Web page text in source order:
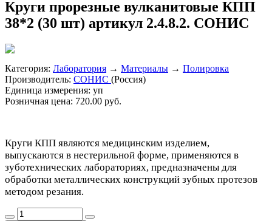
Круги прорезные вулканитовые КПП
38*2 (30 шт) артикул 2.4.8.2. СОНИС
Категория: Лаборатория → Материалы → Полировка
Производитель: СОНИС (Россия)
Единица измерения: уп
Розничная цена: 720.00 руб.
Круги КПП являются медицинским изделием,
выпускаются в нестерильной форме, применяются в
зуботехнических лабораториях, предназначены для
обработки металлических конструкций зубных протезов
методом резания.